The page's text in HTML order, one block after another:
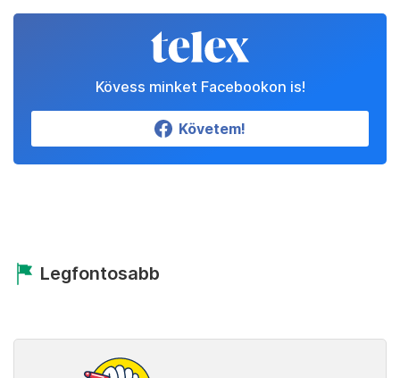
Kövess minket Facebookon is!
Követem!
Legfontosabb